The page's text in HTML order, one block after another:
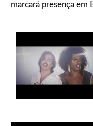
marcará presença em